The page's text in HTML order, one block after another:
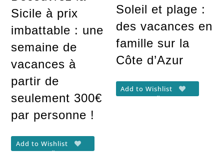
Sicile à prix
imbattable : une
semaine de
vacances à
partir de
seulement 300€
par personne !
Add to Wishlist
Soleil et plage :
des vacances en
famille sur la
Côte d’Azur
Add to Wishlist